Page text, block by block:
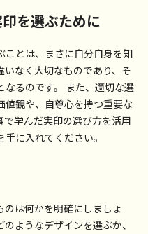
を選ぶために
ことは、まさに自分自身を知
なく大切なものであり、そ
るのです。 また、適切な選
値観や、自尊心を持つ重要な
学んだ実印の選び方を活用
に入れてください。
は何かを明確にしましょ
ようなデザインを選ぶか、